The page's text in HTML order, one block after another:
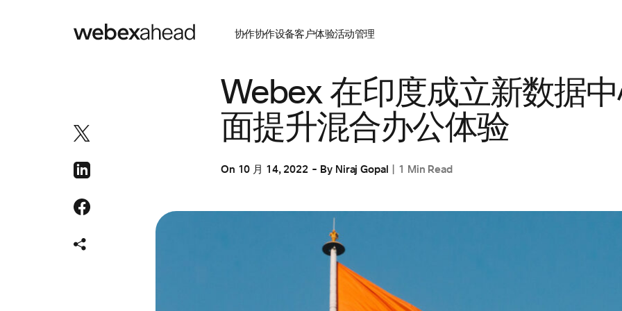
协作协作设备客户体验活动管理
Webex 在印度成立新数据
面提升混合办公体验
On 10 月 14, 2022 By Niraj Gopal 1 Min Read